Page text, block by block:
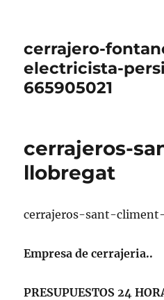
cerrajero-
electricista-
665905021
cerrajeros-
llobregat
cerrajeros-sant-
Empresa de cerrajeria..
PRESUPUESTOS 24